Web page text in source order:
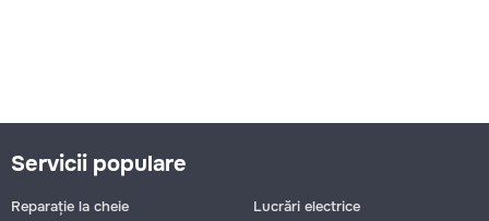
Servicii populare
Reparație la cheie
Lucrări electrice